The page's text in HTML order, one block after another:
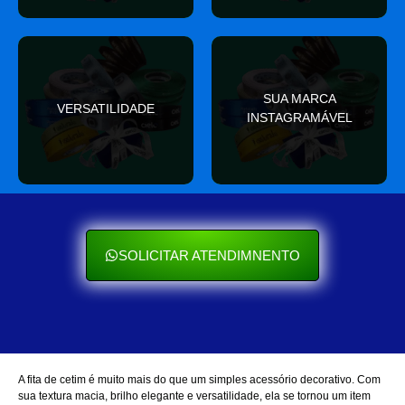
VERSATILIDADE
Se encaixa em qualquer
ocasião e sempre agrega
valor
SUA MARCA
INSTAGRAMÁVEL
Seu cliente ama mostrar
nas redes sociais
SOLICITAR ATENDIMNENTO
A fita de cetim é muito mais do que um simples acessório decorativo. Com
sua textura macia, brilho elegante e versatilidade, ela se tornou um item